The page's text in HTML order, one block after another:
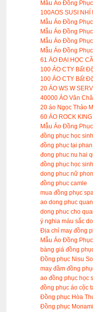
Mẫu Áo Đồng
100AOS SUSI NHÍ
Mẫu Áo Đồng
Mẫu Áo Đồng
Mẫu Áo Đồng
Mẫu Áo Đồng
61 ÁO ĐẠI HỌC
100 ÁO CTY Bất
100 ÁO CTY Bất
20 ÁO WS W
40000 ÁO Vân
20 áo Ngọc Thảo
60 ÁO ROCK
Mẫu Áo Đồng
đồng phục học
đồng phục tại
đong phuc nu hai
đồng phục học
dong phuc nữ
đồng phuc camle
mua đồng phục
ao dong phuc
dong phuc cho
ý nghia màu sắc
Địa chỉ may đồng
Mẫu Áo Đồng
bàng giá đồng
Đồng phục Nisu
may đầm đồng
ao đồng phục học
đồng phục áo cộc
Đồng phục Hòa
Đồng phục Monami